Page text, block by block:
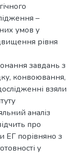
–
умов у
рівня
завдань з
конвоювання,
взяли
аналіз
про
ЕГ порівняно з
у